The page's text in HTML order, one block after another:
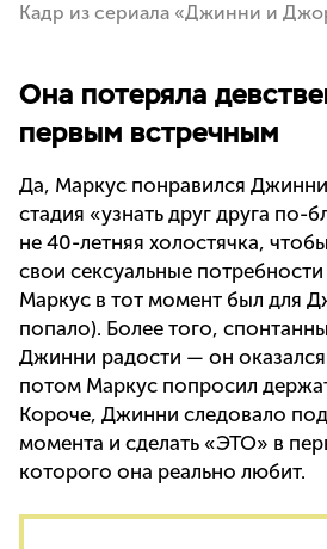
Кадр из сериала «Джинни и
Она потеряла
первым встречным
Да, Маркус понравился
стадия «узнать друг друга
не 40-летняя холостячка,
свои сексуальные
Маркус в тот момент был для
попало). Более того,
Джинни радости — он
потом Маркус попросил
Короче, Джинни следовало
момента и сделать «ЭТО» в
которого она реально любит.